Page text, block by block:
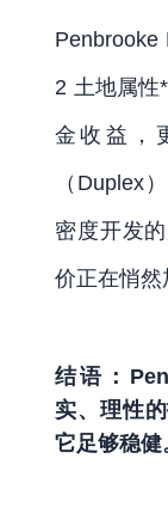
Penbrooke
2 土地属性
金收益，
（Duplex
密度开发
价正在悄然
结语：
实、理性
它足够稳健